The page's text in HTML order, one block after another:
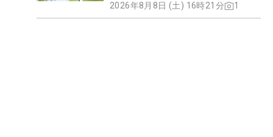
2026年8月8日 (土) 16時21分 1